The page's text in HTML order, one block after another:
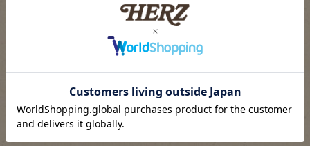
※ご注文後の商品変更や同梱希望による追加、おまとめなど
※ご注文後の「返品・交換」等は受付しておりません。ご検
アラスカに関する記事一覧ページへ